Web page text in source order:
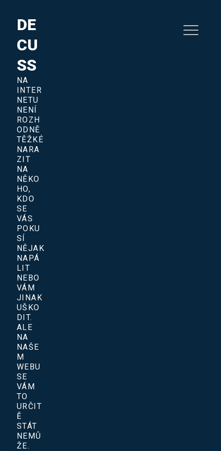
DE
CU
SS
NA
INTER
NETU
NENÍ
ROZH
ODNĚ
TĚŽKÉ
NARA
ZIT
NA
NĚKO
HO,
KDO
SE
VÁS
POKU
SÍ
NĚJAK
NAPÁ
LIT
NEBO
VÁM
JINAK
UŠKO
DIT.
ALE
NA
NAŠE
M
WEBU
SE
VÁM
TO
URČIT
Ě
STÁT
NEMŮ
ŽE.